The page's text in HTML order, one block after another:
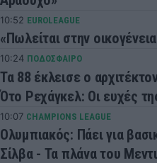
10:52 EUROLEAGUE
«Πωλείται στην
10:24 ΠΟΔΟΣΦΑΙΡΟ
Τα 88 έκλεισε ο
Ότο Ρεχάγκελ: Οι ευχές
10:07 CHAMPIONS LEAGUE
Ολυμπιακός: Πάει για
Σίλβα - Τα πλάνα του